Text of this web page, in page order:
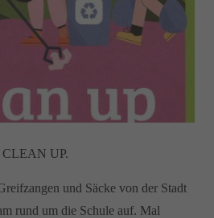
CLEAN UP.
und Säcke von der Stadt
rund um die Schule auf. Mal